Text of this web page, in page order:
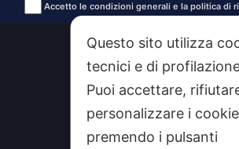
Accetto le condizioni generali e la politica di
Alternative:
Questo sito utilizza
tecnici e di
Puoi accettare,
personalizzare i cookie
premendo i pulsanti